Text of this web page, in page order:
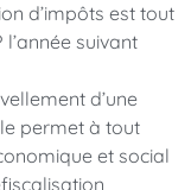
d’impôts est tout
suivant
d’une
permet à tout
et social